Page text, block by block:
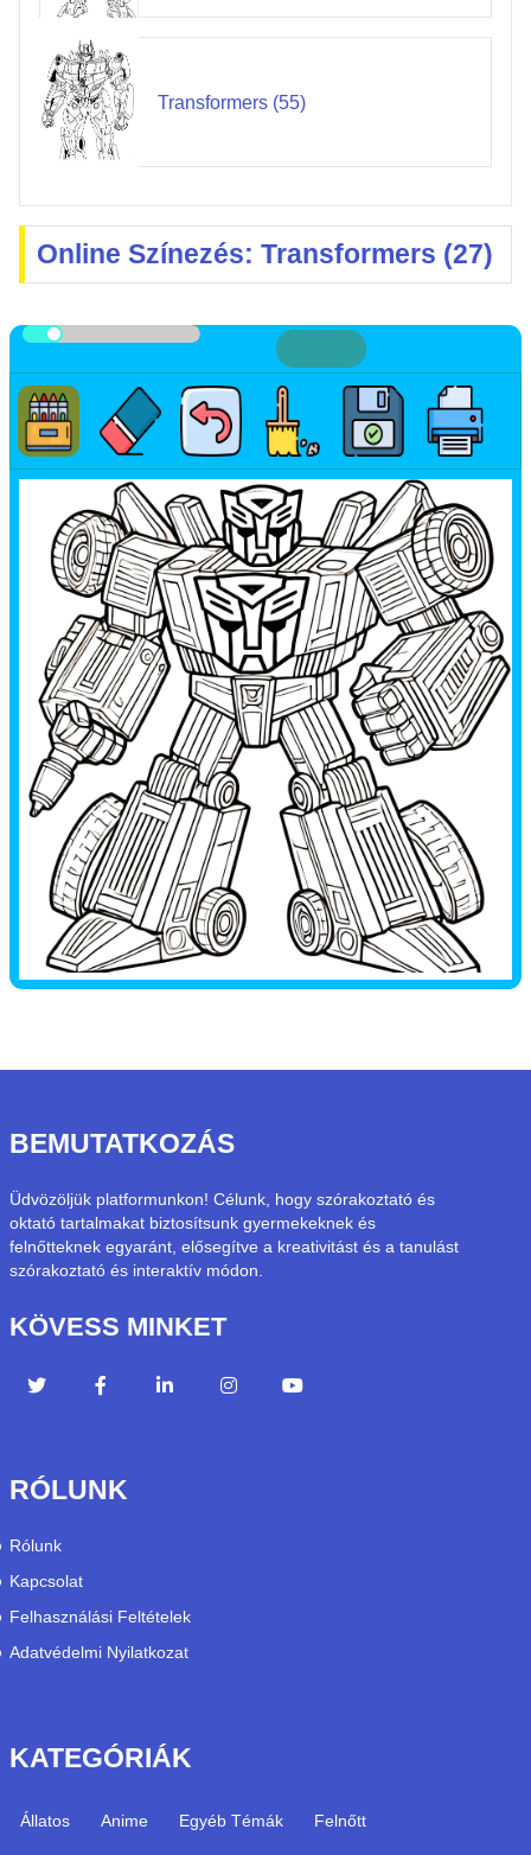
Transformers (55)
Online Színezés: Transformers (27)
BEMUTATKOZÁS
Üdvözöljük platformunkon! Célunk, hogy szórakoztató és
oktató tartalmakat biztosítsunk gyermekeknek és
felnőtteknek egyaránt, elősegítve a kreativitást és a tanulást
szórakoztató és interaktív módon.
KÖVESS MINKET
RÓLUNK
Rólunk
Kapcsolat
Felhasználási Feltételek
Adatvédelmi Nyilatkozat
KATEGÓRIÁK
Állatos Anime Egyéb Témák Felnőtt